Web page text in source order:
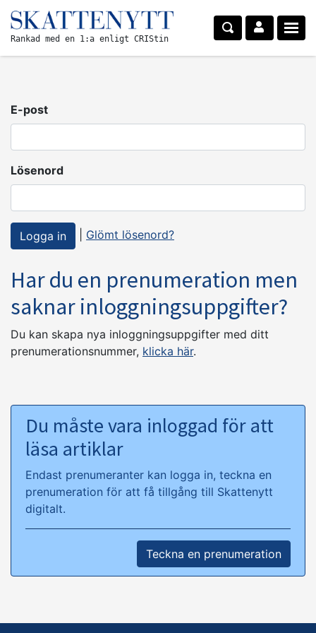
Rankad med en 1:a enligt CRIStin
E-post
Lösenord
Glömt lösenord?
Har du en prenumeration men
saknar inloggningsuppgifter?
Du kan skapa nya inloggningsuppgifter med ditt
prenumerationsnummer, klicka här.
Du måste vara inloggad för att
läsa artiklar
Endast prenumeranter kan logga in, teckna en
prenumeration för att få tillgång till Skattenytt
digitalt.
Teckna en prenumeration